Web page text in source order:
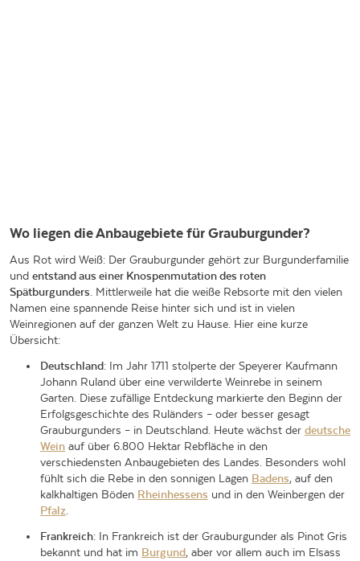
Wo liegen die Anbaugebiete für Grauburgunder?
Aus Rot wird Weiß: Der Grauburgunder gehört zur Burgunderfamilie
und entstand aus einer Knospenmutation des roten
Spätburgunders . Mittlerweile hat die weiße Rebsorte mit den vielen
Namen eine spannende Reise hinter sich und ist in vielen
Weinregionen auf der ganzen Welt zu Hause. Hier eine kurze
Übersicht:
Deutschland: Im Jahr 1711 stolperte der Speyerer Kaufmann
Johann Ruland über eine verwilderte Weinrebe in seinem
Garten. Diese zufällige Entdeckung markierte den Beginn der
Erfolgsgeschichte des Ruländers – oder besser gesagt
Grauburgunders – in Deutschland. Heute wächst der deutsche
Wein auf über 6.800 Hektar Rebfläche in den
verschiedensten Anbaugebieten des Landes. Besonders wohl
fühlt sich die Rebe in den sonnigen Lagen Badens, auf den
kalkhaltigen Böden Rheinhessens und in den Weinbergen der
Pfalz
Frankreich: In Frankreich ist der Grauburgunder als Pinot Gris
bekannt und hat im Burgund, aber vor allem auch im Elsass